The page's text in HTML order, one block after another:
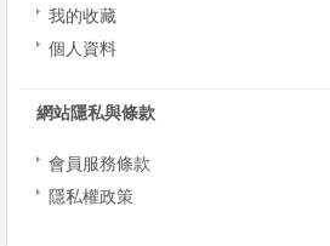
我的收藏
個人資料
網站隱私與條款
會員服務條款
隱私權政策